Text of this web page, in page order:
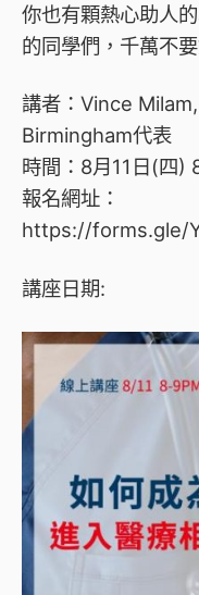
你也有顆熱心助人
的同學們，千萬不
講者：Vince
Birmingham代表
時間：8月11日(四)
報名網址：
https://forms.gle/
講座日期: